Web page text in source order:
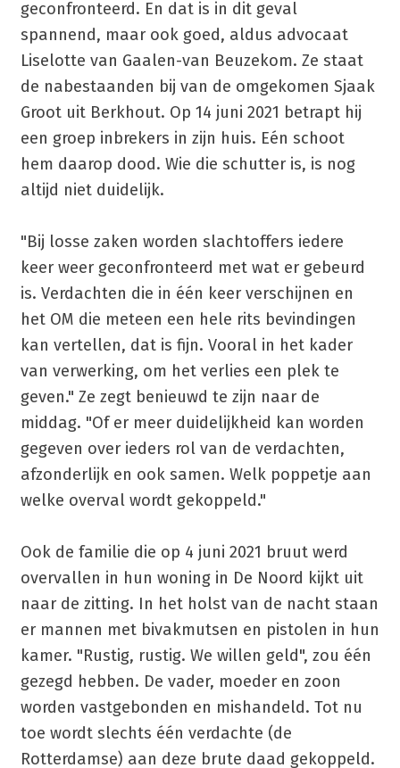
geconfronteerd. En dat is in dit geval
spannend, maar ook goed, aldus advocaat
Liselotte van Gaalen-van Beuzekom. Ze staat
de nabestaanden bij van de omgekomen Sjaak
Groot uit Berkhout. Op 14 juni 2021 betrapt hij
een groep inbrekers in zijn huis. Eén schoot
hem daarop dood. Wie die schutter is, is nog
altijd niet duidelijk.
"Bij losse zaken worden slachtoffers iedere
keer weer geconfronteerd met wat er gebeurd
is. Verdachten die in één keer verschijnen en
het OM die meteen een hele rits bevindingen
kan vertellen, dat is fijn. Vooral in het kader
van verwerking, om het verlies een plek te
geven." Ze zegt benieuwd te zijn naar de
middag. "Of er meer duidelijkheid kan worden
gegeven over ieders rol van de verdachten,
afzonderlijk en ook samen. Welk poppetje aan
welke overval wordt gekoppeld."
Ook de familie die op 4 juni 2021 bruut werd
overvallen in hun woning in De Noord kijkt uit
naar de zitting. In het holst van de nacht staan
er mannen met bivakmutsen en pistolen in hun
kamer. "Rustig, rustig. We willen geld", zou één
gezegd hebben. De vader, moeder en zoon
worden vastgebonden en mishandeld. Tot nu
toe wordt slechts één verdachte (de
Rotterdamse) aan deze brute daad gekoppeld.